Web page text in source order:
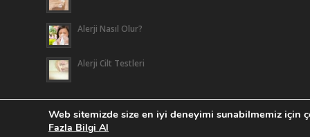
Alerji Nasıl Olur?
Alerji Cilt Testleri
Tüm Hakları Saklıdır | Ali Kokuludağ - Tasarım |
Web sitemizde size en iyi deneyimi sunabilmemiz için
Fazla Bilgi Al